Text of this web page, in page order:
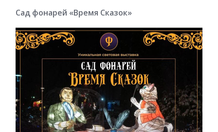
Сад фонарей «Время Сказок»